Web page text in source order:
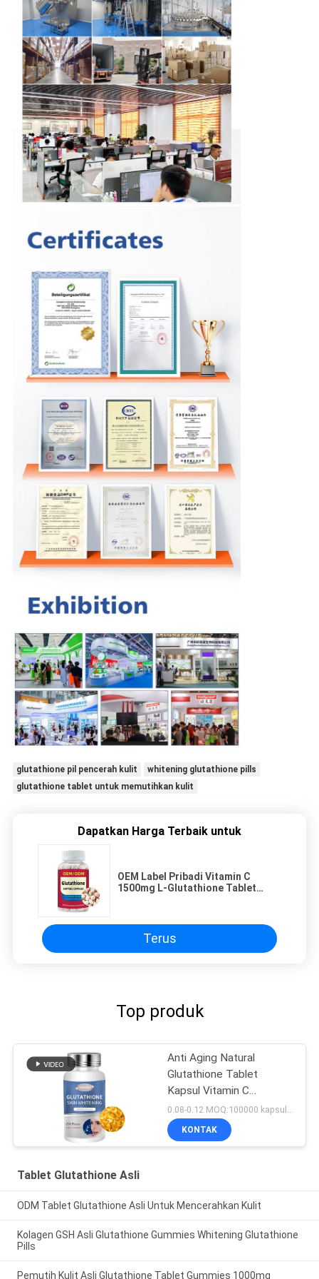
glutathione pil pencerah kulit
whitening glutathione pills
glutathione tablet untuk memutihkan kulit
Dapatkan Harga Terbaik untuk
OEM Label Pribadi Vitamin C
1500mg L-Glutathione Tablet
Terus
Top produk
Anti Aging Natural
Glutathione Tablet
Kapsul Vitamin C
Collagen 500 Mg
0.08-0.12 MOQ:100000 kapsul / tablet
KONTAK
Tablet Glutathione Asli
ODM Tablet Glutathione Asli Untuk Mencerahkan Kulit
Kolagen GSH Asli Glutathione Gummies Whitening Glutathione
Pills
Pemutih Kulit Asli Glutathione Tablet Gummies 1000mg